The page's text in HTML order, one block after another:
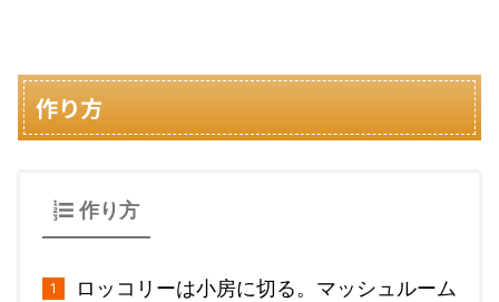
作り方
作り方
ロッコリーは小房に切る。マッシュルーム